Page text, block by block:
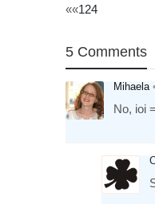
Post
««124
5 Comments
Mihaela •
No, ioi